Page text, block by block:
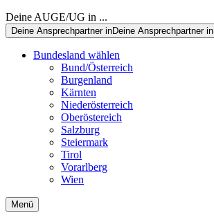
Deine AUGE/UG in ...
Deine Ansprechpartner inDeine Ansprechpartner in
Bundesland wählen
Bund/Österreich
Burgenland
Kärnten
Niederösterreich
Oberöstereich
Salzburg
Steiermark
Tirol
Vorarlberg
Wien
Menü